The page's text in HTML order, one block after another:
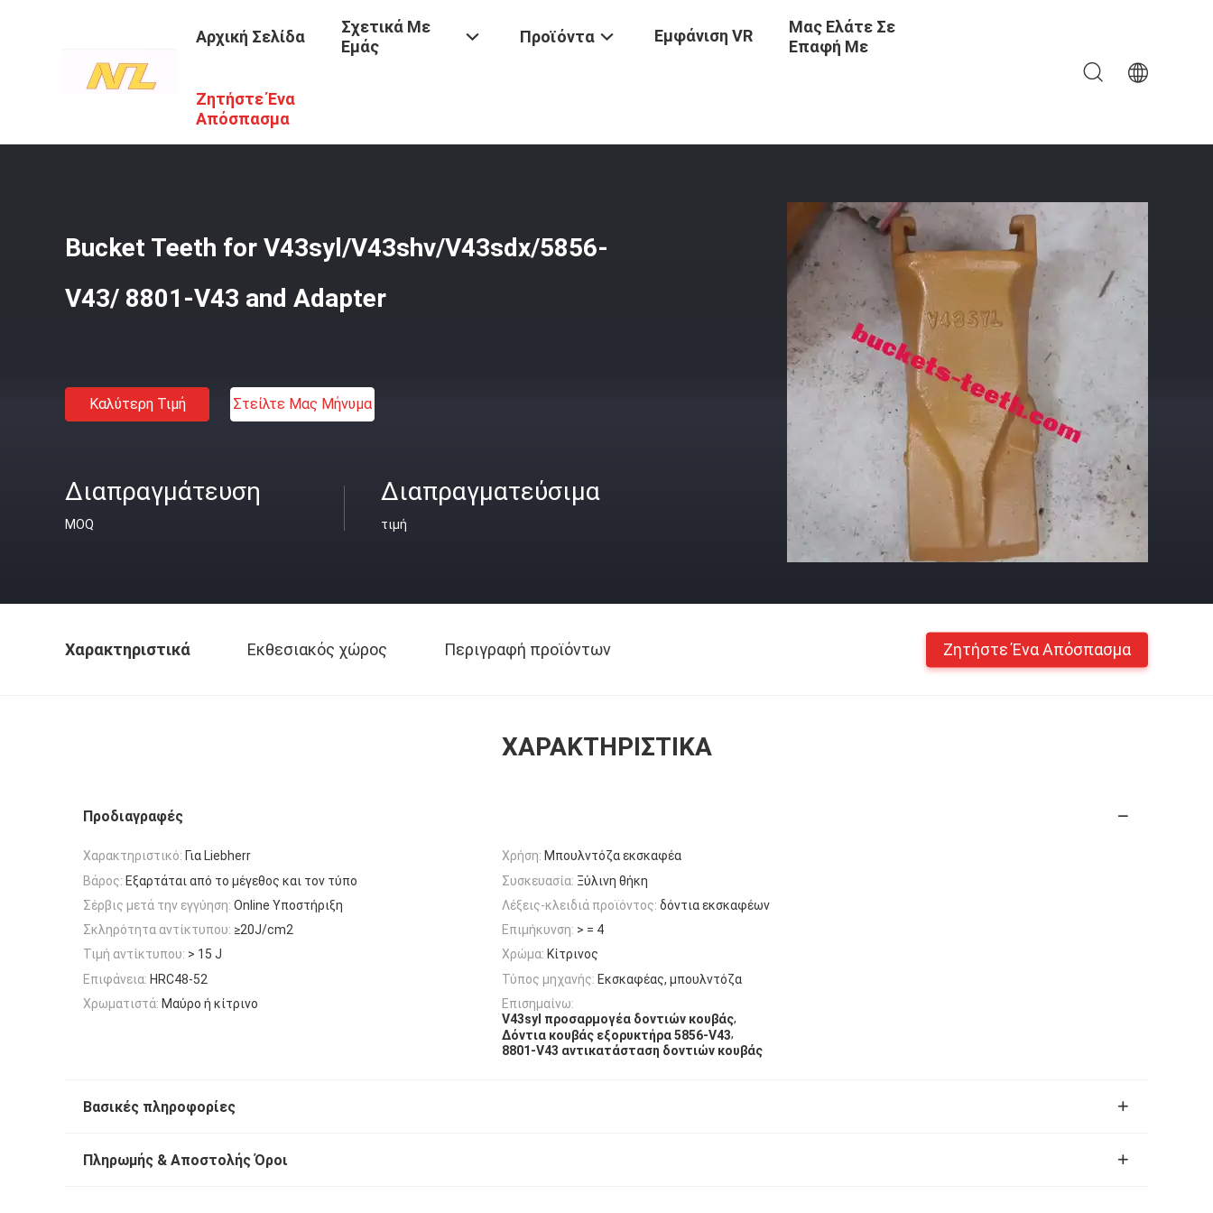
Αρχική Σελίδα
Σχετικά Με
Εμάς
Προϊόντα Εμφάνιση VR
Μας Ελάτε Σε
Επαφή Με
Ζητήστε Ένα
Απόσπασμα
Προϊόντα / Δόντια Από Κουβά Εκσκαφέα
Bucket Teeth for V43syl/V43shv/V43sdx/5856-
V43/ 8801-V43 and Adapter
Καλύτερη Τιμή Στείλτε Μας Μήνυμα
Διαπραγμάτευση
MOQ
Διαπραγματεύσιμα
τιμή
Χαρακτηριστικά Εκθεσιακός χώρος Περιγραφή προϊόντων Ζητήστε Ένα Απόσπασμα
ΧΑΡΑΚΤΗΡΙΣΤΙΚΆ
Προδιαγραφές
Χαρακτηριστικό: Για Liebherr Χρήση: Μπουλντόζα εκσκαφέα
Βάρος: Εξαρτάται από το μέγεθος και τον τύπο Συσκευασία: Ξύλινη θήκη
Σέρβις μετά την εγγύηση: Online Υποστήριξη Λέξεις-κλειδιά προϊόντος: δόντια εκσκαφέων
Σκληρότητα αντίκτυπου: ≥20J/cm2 Επιμήκυνση: > = 4
Τιμή αντίκτυπου: > 15 J Χρώμα: Κίτρινος
Επιφάνεια: HRC48-52 Τύπος μηχανής: Εκσκαφέας, μπουλντόζα
Χρωματιστά: Μαύρο ή κίτρινο
Επισημαίνω:
V43syl προσαρμογέα δοντιών κουβάς,
Δόντια κουβάς εξορυκτήρα 5856-V43,
8801-V43 αντικατάσταση δοντιών κουβάς
Βασικές πληροφορίες
Πληρωμής & Αποστολής Όροι